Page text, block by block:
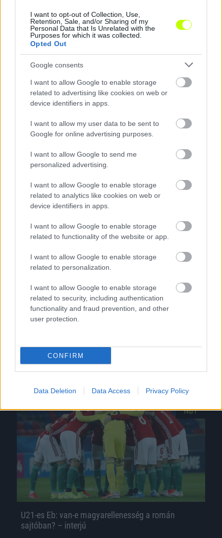
I want to opt-out of Collection, Use,
Retention, Sale, and/or Sharing of my
Personal Data that Is Unrelated with the
Purposes for which it was collected.
Opted Out
Google consents
I want to allow Google to enable storage
related to advertising like cookies on web or
device identifiers in apps.
I want to allow my user data to be sent to
Google for online advertising purposes.
I want to allow Google to send me
personalized advertising.
I want to allow Google to enable storage
related to analytics like cookies on web or
device identifiers in apps.
I want to allow Google to enable storage
related to functionality of the website or app.
I want to allow Google to enable storage
related to personalization.
I want to allow Google to enable storage
related to security, including authentication
functionality and fraud prevention, and other
user protection.
CONFIRM
Data Deletion Data Access Privacy Policy
Magyarország-Románia: a szövegelő piros lapja
MAGYARORSZÁG-ROMÁNIA 1-2 Az már a
csoportok sorsolásakor tudható volt, hogy
nagyon erős négyes tagja lett Gera Zoltán
2021.03.27.
NB1
környékét – videó
18 órától Romániával játszik Európa-bajnoki
csoportmeccset a magyar U21-es válogatott.
amelyet ezúttal világosban […]
NB1
U21-es Eb: van-e magyarellenesség a román
sajtóban? – interjú